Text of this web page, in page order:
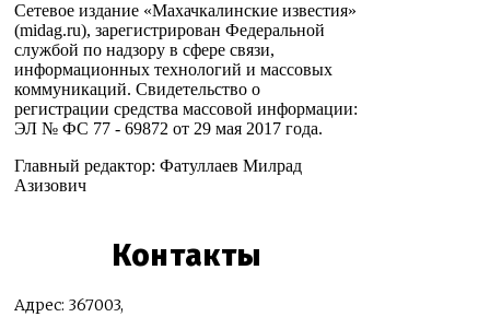
Сетевое издание «Махачкалинские известия»
(midag.ru), зарегистрирован Федеральной
службой по надзору в сфере связи,
информационных технологий и массовых
коммуникаций. Свидетельство о
регистрации средства массовой информации:
ЭЛ № ФС 77 - 69872 от 29 мая 2017 года.
Главный редактор: Фатуллаев Милрад
Азизович
Контакты
Адрес: 367003,